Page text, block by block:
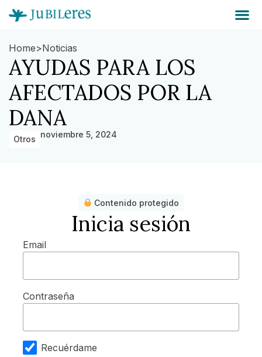
Home>Noticias
AYUDAS PARA LOS
AFECTADOS POR LA
DANA
Otros noviembre 5, 2024
Contenido protegido
Inicia sesión
Email
Contraseña
Recuérdame